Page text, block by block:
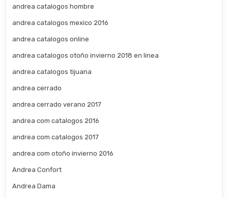
andrea catalogos hombre
andrea catalogos mexico 2016
andrea catalogos online
andrea catalogos otoño invierno 2018 en linea
andrea catalogos tijuana
andrea cerrado
andrea cerrado verano 2017
andrea com catalogos 2016
andrea com catalogos 2017
andrea com otoño invierno 2016
Andrea Confort
Andrea Dama